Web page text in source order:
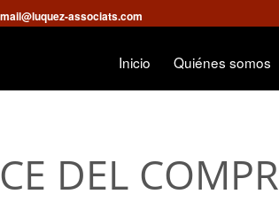
mail@luquez-associats.com
Inicio Quiénes somos
DEL